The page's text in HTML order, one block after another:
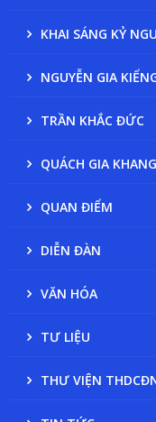
KHAI SÁNG KỶ
NGUYỄN GIA
TRẦN KHẮC ĐỨC
QUÁCH GIA KHANG
QUAN ĐIỂM
DIỄN ĐÀN
VĂN HÓA
TƯ LIỆU
THƯ VIỆN